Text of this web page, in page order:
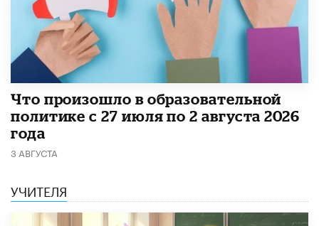
​Что произошло в образовательной
политике с 27 июля по 2 августа 2026
года
3 АВГУСТА
УЧИТЕЛЯ